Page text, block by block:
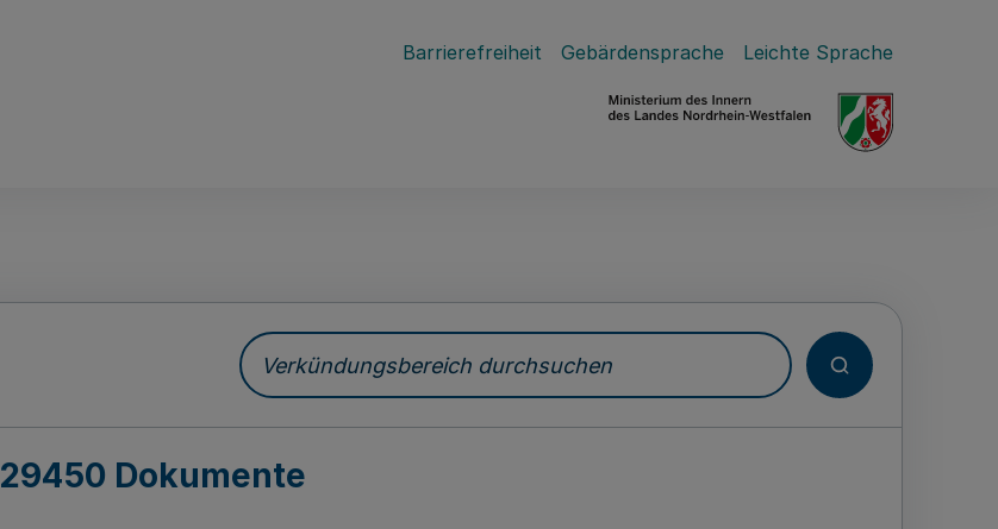
Barrierefreiheit Gebärdensprache Leichte Sprache
Verkündungsbereich durchsuchen
29450 Dokumente